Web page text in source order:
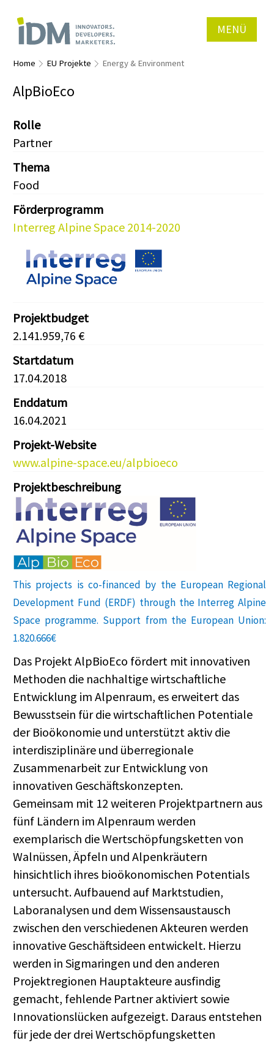
MENÜ
Home EU Projekte Energy & Environment
AlpBioEco
Rolle
Partner
Thema
Food
Förderprogramm
Interreg Alpine Space 2014-2020
Projektbudget
2.141.959,76 €
Startdatum
17.04.2018
Enddatum
16.04.2021
Projekt-Website
www.alpine-space.eu/alpbioeco
Projektbeschreibung
This projects is co-financed by the European Regional
Development Fund (ERDF) through the Interreg Alpine
Space programme. Support from the European Union:
1.820.666€
Das Projekt AlpBioEco fördert mit innovativen
Methoden die nachhaltige wirtschaftliche
Entwicklung im Alpenraum, es erweitert das
Bewusstsein für die wirtschaftlichen Potentiale
der Bioökonomie und unterstützt aktiv die
interdisziplinäre und überregionale
Zusammenarbeit zur Entwicklung von
innovativen Geschäftskonzepten.
Gemeinsam mit 12 weiteren Projektpartnern aus
fünf Ländern im Alpenraum werden
exemplarisch die Wertschöpfungsketten von
Walnüssen, Äpfeln und Alpenkräutern
hinsichtlich ihres bioökonomischen Potentials
untersucht. Aufbauend auf Marktstudien,
Laboranalysen und dem Wissensaustausch
zwischen den verschiedenen Akteuren werden
innovative Geschäftsideen entwickelt. Hierzu
werden in Sigmaringen und den anderen
Projektregionen Hauptakteure ausfindig
gemacht, fehlende Partner aktiviert sowie
Innovationslücken aufgezeigt. Daraus entstehen
für jede der drei Wertschöpfungsketten